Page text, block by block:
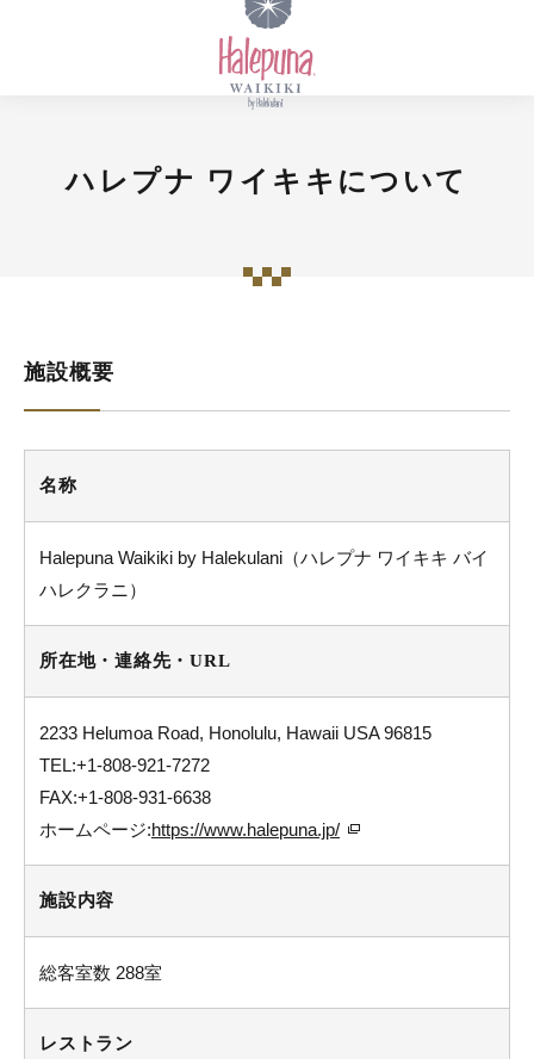
ハレプナ ワイキキについて
施設概要
名称
Halepuna Waikiki by Halekulani（ハレプナ ワイキキ バイ
ハレクラニ）
所在地・連絡先・URL
2233 Helumoa Road, Honolulu, Hawaii USA 96815
TEL:+1-808-921-7272
FAX:+1-808-931-6638
ホームページ:https://www.halepuna.jp/
施設内容
総客室数 288室
レストラン